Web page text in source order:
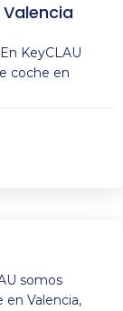
KeyCLAU
coche en
somos
en Valencia,